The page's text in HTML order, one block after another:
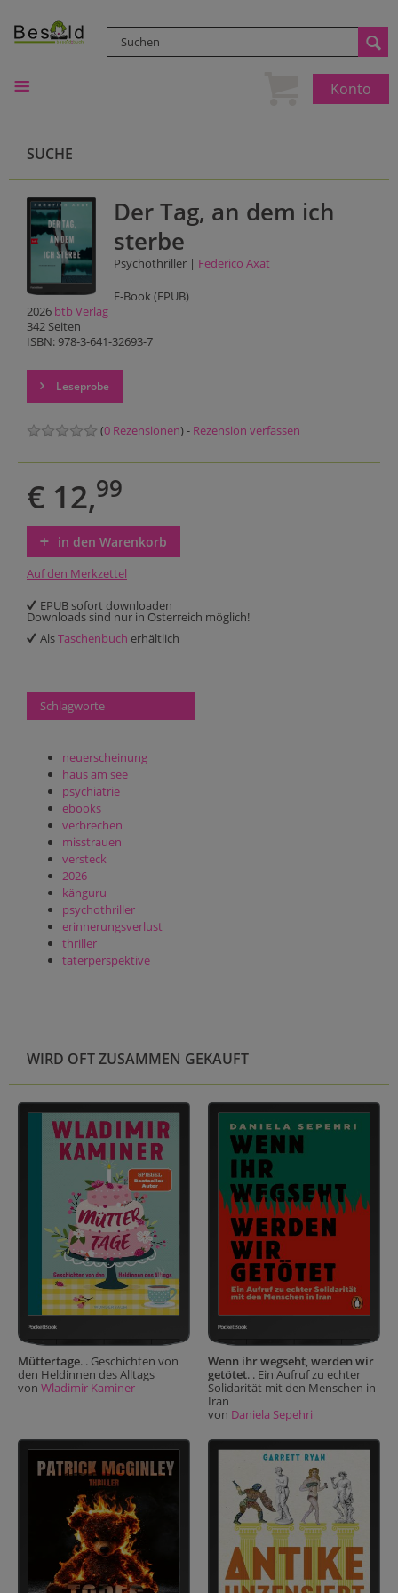
Konto
SUCHE
Der Tag, an dem ich
sterbe
Psychothriller | Federico Axat
E-Book (EPUB)
2026 btb Verlag
342 Seiten
ISBN: 978-3-641-32693-7
Leseprobe
(0 Rezensionen) - Rezension verfassen
€ 12,99
in den Warenkorb
Auf den Merkzettel
EPUB sofort downloaden
Downloads sind nur in Österreich möglich!
AlsTaschenbuch erhältlich
Schlagworte
neuerscheinung
haus am see
psychiatrie
ebooks
verbrechen
misstrauen
versteck
2026
känguru
psychothriller
erinnerungsverlust
thriller
täterperspektive
WIRD OFT ZUSAMMEN GEKAUFT
Müttertage. . Geschichten von
den Heldinnen des Alltags
von Wladimir Kaminer
Wenn ihr wegseht, werden wir
getötet. . Ein Aufruf zu echter
Solidarität mit den Menschen in
Iran
von Daniela Sepehri